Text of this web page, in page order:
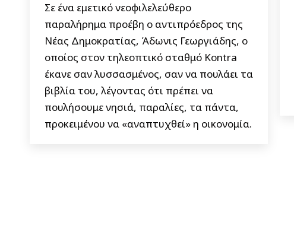
Σε ένα εμετικό νεοφιλελεύθερο
παραλήρημα προέβη ο αντιπρόεδρος της
Νέας Δημοκρατίας, Άδωνις Γεωργιάδης, ο
οποίος στον τηλεοπτικό σταθμό Kontra
έκανε σαν λυσσασμένος, σαν να πουλάει τα
βιβλία του, λέγοντας ότι πρέπει να
πουλήσουμε νησιά, παραλίες, τα πάντα,
προκειμένου να «αναπτυχθεί» η οικονομία.